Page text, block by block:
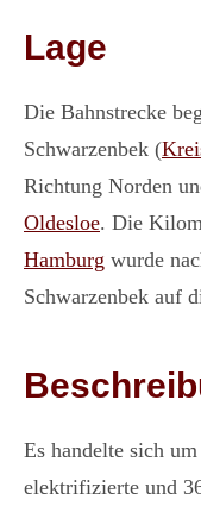
Lage
Die Bahnstrecke
Schwarzenbek (
Richtung Norden
Oldesloe. Die
Hamburg wurde
Schwarzenbek auf
Es handelte sich
elektrifizierte und